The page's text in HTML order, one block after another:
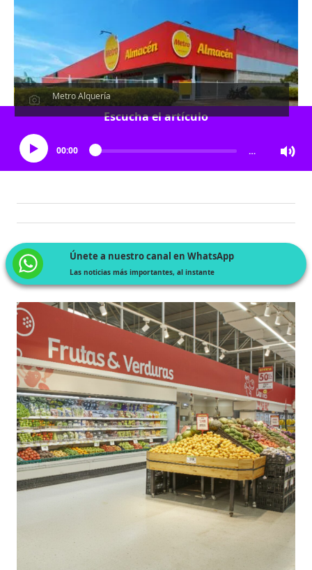
Metro Alquería
Escucha el artículo
00:00 …
Únete a nuestro canal en WhatsApp
Las noticias más importantes, al instante